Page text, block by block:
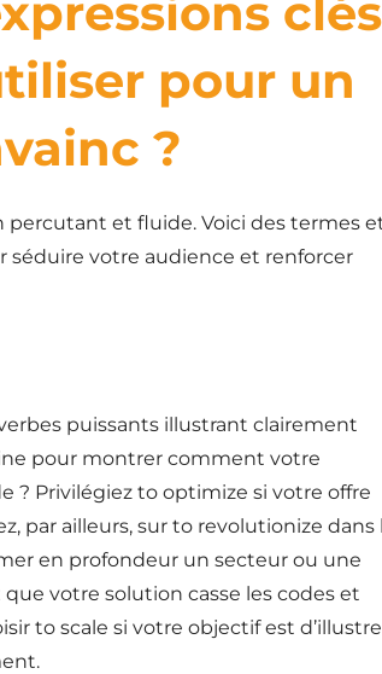
clés
pour un
?
et fluide. Voici des termes
séduire votre audience et renforcer
puissants illustrant clairement
pour montrer comment votre
? Privilégiez to optimize si votre offre
par ailleurs, sur to revolutionize dans
en profondeur un secteur ou une
votre solution casse les codes et
to scale si votre objectif est